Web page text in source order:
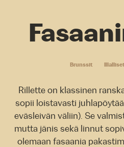
Brunssit Illalliset
Rillette on klassinen
sopii loistavasti
eväsleivän väliin). Se
mutta jänis sekä linnut
olemaan fasaania